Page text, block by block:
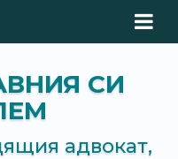
СИ
адвокат,